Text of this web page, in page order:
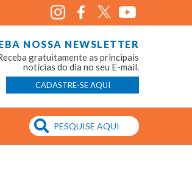
NOSSA NEWSLETTER
gratuitamente as principais
notícias do dia no seu E-mail.
CADASTRE-SE AQUI